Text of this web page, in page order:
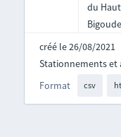
du
créé le 26/08/2021
Format csv
Stationnements et